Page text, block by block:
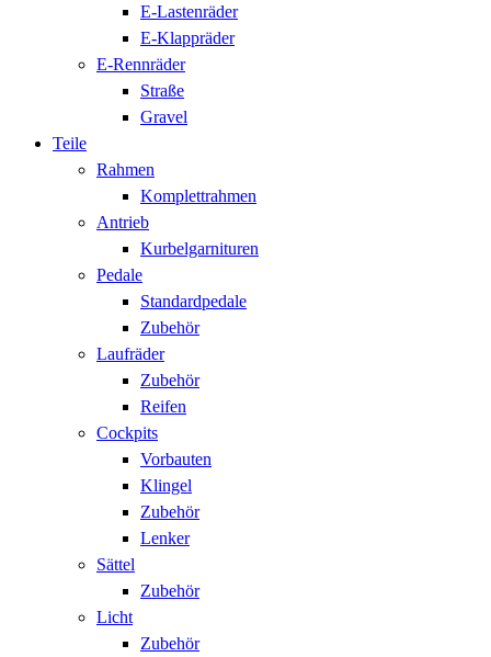
E-Lastenräder
E-Klappräder
E-Rennräder
Straße
Gravel
Teile
Rahmen
Komplettrahmen
Antrieb
Kurbelgarnituren
Pedale
Standardpedale
Zubehör
Laufräder
Zubehör
Reifen
Cockpits
Vorbauten
Klingel
Zubehör
Lenker
Sättel
Zubehör
Licht
Zubehör